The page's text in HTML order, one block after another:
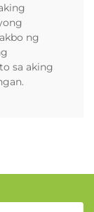
ng
sa aking